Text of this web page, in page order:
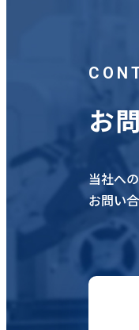
お
当社へ
お問い